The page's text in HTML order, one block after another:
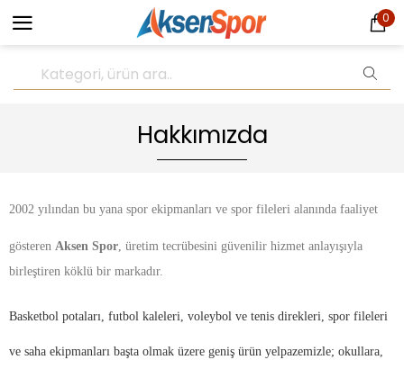
0
Hakkımızda
2002 yılından bu yana spor ekipmanları ve spor fileleri alanında faaliyet
gösteren Aksen Spor, üretim tecrübesini güvenilir hizmet anlayışıyla
birleştiren köklü bir markadır.
Basketbol potaları, futbol kaleleri, voleybol ve tenis direkleri, spor fileleri
ve saha ekipmanları başta olmak üzere geniş ürün yelpazemizle; okullara,